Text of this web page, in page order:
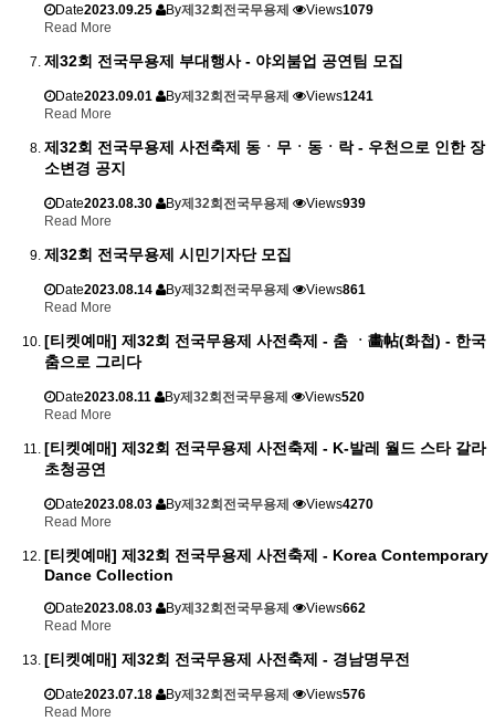
Date2023.09.25 By제32회전국무용제 Views1079
Read More
제32회 전국무용제 부대행사 - 야외붐업 공연팀 모집
Date2023.09.01 By제32회전국무용제 Views1241
Read More
제32회 전국무용제 사전축제 동ㆍ무ㆍ동ㆍ락 - 우천으로 인한 장
소변경 공지
Date2023.08.30 By제32회전국무용제 Views939
Read More
제32회 전국무용제 시민기자단 모집
Date2023.08.14 By제32회전국무용제 Views861
Read More
[티켓예매] 제32회 전국무용제 사전축제 - 춤 ㆍ畵帖(화첩) - 한국
춤으로 그리다
Date2023.08.11 By제32회전국무용제 Views520
Read More
[티켓예매] 제32회 전국무용제 사전축제 - K-발레 월드 스타 갈라
초청공연
Date2023.08.03 By제32회전국무용제 Views4270
Read More
[티켓예매] 제32회 전국무용제 사전축제 - Korea Contemporary
Dance Collection
Date2023.08.03 By제32회전국무용제 Views662
Read More
[티켓예매] 제32회 전국무용제 사전축제 - 경남명무전
Date2023.07.18 By제32회전국무용제 Views576
Read More